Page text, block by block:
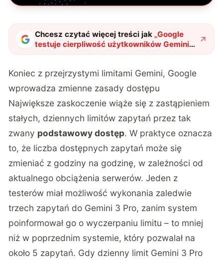
Chcesz czytać więcej treści jak „Google
testuje cierpliwość użytkowników Gemini
nowymi ograniczeniami. Firma nie podaje
Koniec z przejrzystymi limitami Gemini, Google
wprowadza zmienne zasady dostępu
Największe zaskoczenie wiąże się z zastąpieniem
stałych, dziennych limitów zapytań przez tak
zwany podstawowy dostęp. W praktyce oznacza
to, że liczba dostępnych zapytań może się
zmieniać z godziny na godzinę, w zależności od
aktualnego obciążenia serwerów. Jeden z
testerów miał możliwość wykonania zaledwie
trzech zapytań do Gemini 3 Pro, zanim system
poinformował go o wyczerpaniu limitu – to mniej
niż w poprzednim systemie, który pozwalał na
około 5 zapytań. Gdy dzienny limit Gemini 3 Pro